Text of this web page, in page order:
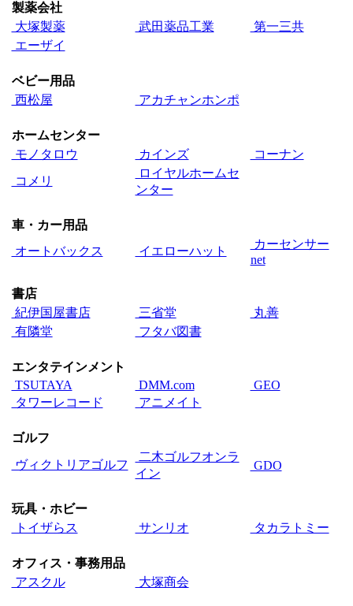
製薬会社
大塚製薬
武田薬品工業
第一三共
エーザイ
ベビー用品
西松屋
アカチャンホンポ
ホームセンター
モノタロウ
カインズ
コーナン
コメリ
ロイヤルホームセ
ンター
車・カー用品
オートバックス
イエローハット
カーセンサー
net
書店
紀伊国屋書店
三省堂
丸善
有隣堂
フタバ図書
エンタテインメント
TSUTAYA
DMM.com
GEO
タワーレコード
アニメイト
ゴルフ
ヴィクトリアゴルフ
二木ゴルフオンラ
イン
GDO
玩具・ホビー
トイザらス
サンリオ タカラトミー
オフィス・事務用品
アスクル
大塚商会